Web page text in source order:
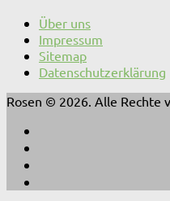
Über uns
Impressum
Sitemap
Datenschutzerklärung
Rosen © 2026. Alle Rechte